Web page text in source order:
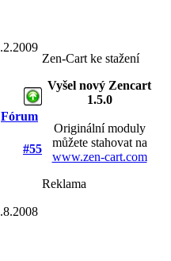
Fórum
#55
Zen-Cart ke stažení
Vyšel nový Zencart
1.5.0
Originální moduly
můžete stahovat na
www.zen-cart.com
Reklama